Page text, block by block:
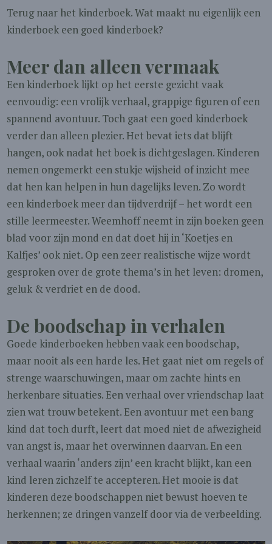
Terug naar het kinderboek. Wat maakt nu eigenlijk een
kinderboek een goed kinderboek?
Meer dan alleen vermaak
Een kinderboek lijkt op het eerste gezicht vaak
eenvoudig: een vrolijk verhaal, grappige figuren of een
spannend avontuur. Toch gaat een goed kinderboek
verder dan alleen plezier. Het bevat iets dat blijft
hangen, ook nadat het boek is dichtgeslagen. Kinderen
nemen ongemerkt een stukje wijsheid of inzicht mee
dat hen kan helpen in hun dagelijks leven. Zo wordt
een kinderboek meer dan tijdverdrijf – het wordt een
stille leermeester. Weemhoff neemt in zijn boeken geen
blad voor zijn mond en dat doet hij in ‘Koetjes en
Kalfjes’ ook niet. Op een zeer realistische wijze wordt
gesproken over de grote thema’s in het leven: dromen,
geluk & verdriet en de dood.
De boodschap in verhalen
Goede kinderboeken hebben vaak een boodschap,
maar nooit als een harde les. Het gaat niet om regels of
strenge waarschuwingen, maar om zachte hints en
herkenbare situaties. Een verhaal over vriendschap laat
zien wat trouw betekent. Een avontuur met een bang
kind dat toch durft, leert dat moed niet de afwezigheid
van angst is, maar het overwinnen daarvan. En een
verhaal waarin ‘anders zijn’ een kracht blijkt, kan een
kind leren zichzelf te accepteren. Het mooie is dat
kinderen deze boodschappen niet bewust hoeven te
herkennen; ze dringen vanzelf door via de verbeelding.